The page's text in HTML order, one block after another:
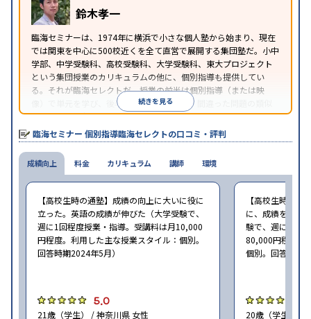
鈴木孝一
臨海セミナーは、1974年に横浜で小さな個人塾から始まり、現在
では関東を中心に500校近くを全て直営で展開する集団塾だ。小中
学部、中学受験科、高校受験科、大学受験科、東大プロジェクト
という集団授業のカリキュラムの他に、個別指導も提供してい
る。それが臨海セレクトだ。授業の前半は個別指導（または映
像）で単元を学び、後半は問題演習を行う。間違った問題の類似
問題を解き、全て正解したらその日の授業が終了するというスタ
イルの個別指導だ。
続きを見る
臨海セミナー 個別指導臨海セレクトの口コミ・評判
成績向上
【高校生時の通塾】成績の向上に大いに役に
立った。英語の成績が伸びた（大学受験で、
週に1回程度授業・指導。受講料は月10,000
円程度。利用した主な授業スタイル：個別。
回答時期2024年5月）
5.0
21歳（学生） / 神奈川県 女性
【高校生時の通
に、成績をアッ
験で、週に2回
80,000円程度。
個別。回答時期
20歳（学生） /
料金 カリキュラム 講師 環境